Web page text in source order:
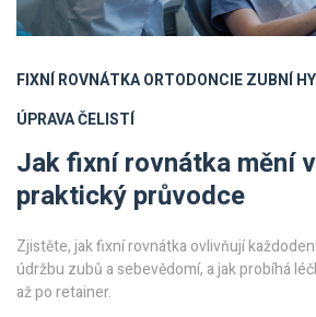
FIXNÍ ROVNÁTKAORTODONCIEZUBNÍ
ÚPRAVA ČELISTÍ
Jak fixní rovnátka mění
praktický průvodce
Zjistěte, jak fixní rovnátka ovlivňují
údržbu zubů a sebevědomí, a jak probíhá
až po retainer.